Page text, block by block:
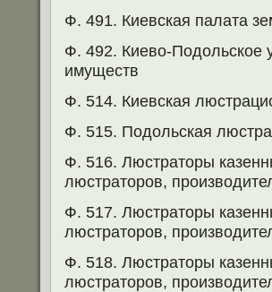
Ф. 491. Киевская палата
Ф. 492. Киево-Подольское
имуществ
Ф. 514. Киевская
Ф. 515. Подольская
Ф. 516. Люстраторы
люстраторов,
Ф. 517. Люстраторы
люстраторов,
Ф. 518. Люстраторы
люстраторов,